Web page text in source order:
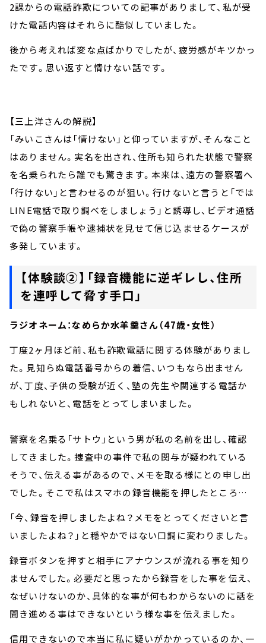
2課からの電話詐欺についての記事がありまして、私が受
けた電話内容はそれらに酷似していました。
後から考えれば変な点ばかりでしたが、疲労感がキツかっ
たです。思い返すと情けない話です。
【三上洋さんの解説】
「みいこさんは「情けない」と仰っていますが、そんなこと
はありません。実名を出され、住所も知られた状態で警察
を名乗られたら誰でも驚きます。本来は、遠方の警察署へ
「行けない」と言わせるのが狙い。行けないと言うと「では
LINE電話で取り調べをしましょう」と誘導し、ビデオ通話
で偽の警察手帳や逮捕状を見せて信じ込ませるケースが
多発しています。
【体験談②】「録音機能に逆ギレし、住所
を連呼して脅す手口」
ラジオネーム：なめらか水羊羹さん（47歳・女性）
丁度2ヶ月ほど前、私も詐欺電話に関する体験がありまし
た。見知らぬ電話番号からの着信、いつもなら出ません
が、丁度、子供の受験が近く、塾の先生や関連する電話か
もしれないと、電話をとってしまいました。
警察を名乗る「サトウ」という男が私の名前を出し、確認
してきました。捜査中の事件で私の関与が疑われている
そうで、伝える事があるので、メモを取る様にとの申し出
でした。そこで私はスマホの録音機能を押したところ…
「今、録音を押しましたよね？メモをとってくださいと言
いましたよね？」と穏やかではない口調に変わりました。
録音ボタンを押すと相手にアナウンスが流れる事を知り
ませんでした。必要だと思ったから録音をした事を伝え、
なぜいけないのか、具体的な事が何もわからないのに話を
聞き進める事はできないという様な事を伝えました。
信用できないので本当に私に疑いがかかっているのか、一